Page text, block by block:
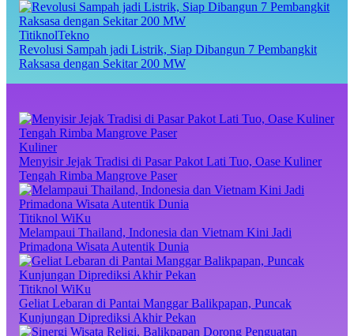
TitiknolTekno
Revolusi Sampah jadi Listrik, Siap Dibangun 7 Pembangkit
Raksasa dengan Sekitar 200 MW
Kuliner
Menyisir Jejak Tradisi di Pasar Pakot Lati Tuo, Oase Kuliner
Tengah Rimba Mangrove Paser
Titiknol WiKu
Melampaui Thailand, Indonesia dan Vietnam Kini Jadi
Primadona Wisata Autentik Dunia
Titiknol WiKu
Geliat Lebaran di Pantai Manggar Balikpapan, Puncak
Kunjungan Diprediksi Akhir Pekan